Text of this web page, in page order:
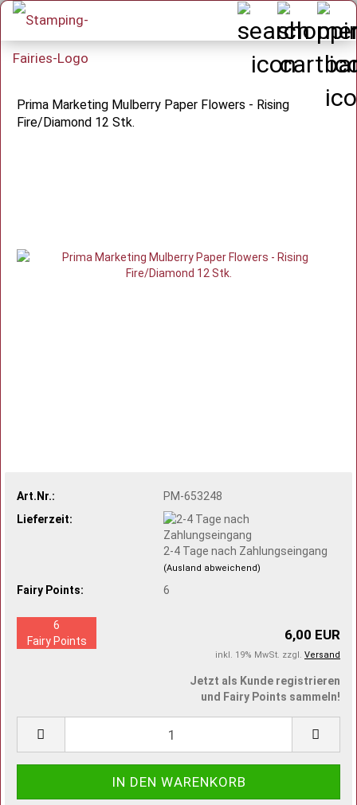
Prima Marketing Mulberry Paper Flowers - Rising
Fire/Diamond 12 Stk.
Art.Nr.:
PM-653248
Lieferzeit:
2-4 Tage nach Zahlungseingang
(Ausland abweichend)
Fairy Points: 6
6,00 EUR
inkl. 19% MwSt. zzgl. Versand
6
Fairy Points
Jetzt als Kunde registrieren
und Fairy Points sammeln!